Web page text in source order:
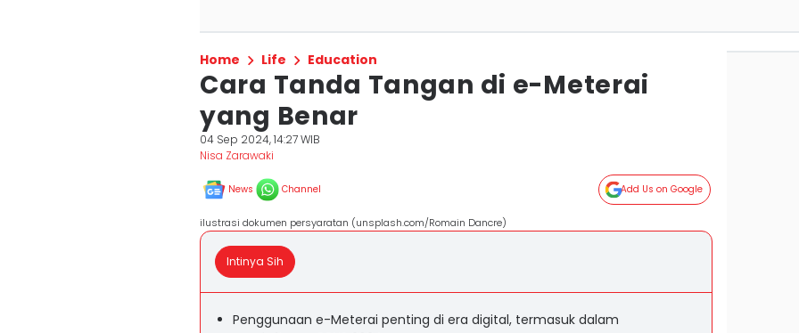
Home Life Education
Cara Tanda Tangan di e-Meterai
yang Benar
04 Sep 2024, 14:27 WIB
Nisa Zarawaki
News Channel Add Us on Google
ilustrasi dokumen persyaratan (unsplash.com/Romain Dancre)
Intinya Sih
Penggunaan e-Meterai penting di era digital, termasuk dalam